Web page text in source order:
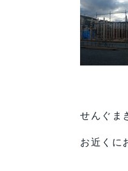
せんぐま
お近くに